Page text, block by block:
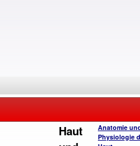
Haut
Anatomie
Physiologie